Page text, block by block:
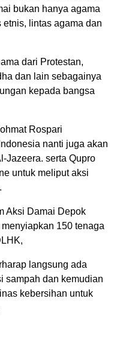
bukan hanya agama
etnis, lintas agama dan
dari Protestan,
dan lain sebagainya
kepada bangsa
Rospari
nanti juga akan
Jazeera. serta Qupro
untuk meliput aksi
Aksi Damai Depok
150 tenaga
langsung ada
sampah dan kemudian
kebersihan untuk